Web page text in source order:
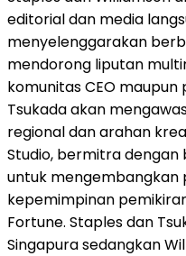
editorial dan media
menyelenggarakan
mendorong liputan
komunitas CEO maupun
Tsukada akan
regional dan arahan
Studio, bermitra dengan
untuk mengembangkan
kepemimpinan
Fortune. Staples dan
Singapura sedangkan